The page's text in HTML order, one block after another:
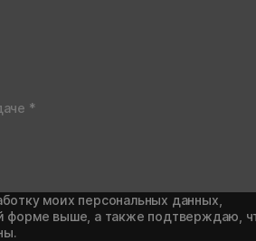
моих персональных данных,
форме выше, а также подтверждаю,